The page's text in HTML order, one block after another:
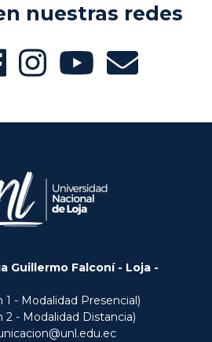
nuestras redes
Guillermo Falconí - Loja -
1 - Modalidad Presencial)
2 - Modalidad Distancia)